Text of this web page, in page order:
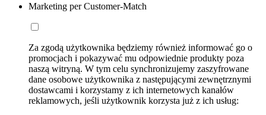
Marketing per Customer-Match
Za zgodą użytkownika będziemy również informować go o
promocjach i pokazywać mu odpowiednie produkty poza
naszą witryną. W tym celu synchronizujemy zaszyfrowane
dane osobowe użytkownika z następującymi zewnętrznymi
dostawcami i korzystamy z ich internetowych kanałów
reklamowych, jeśli użytkownik korzysta już z ich usług: